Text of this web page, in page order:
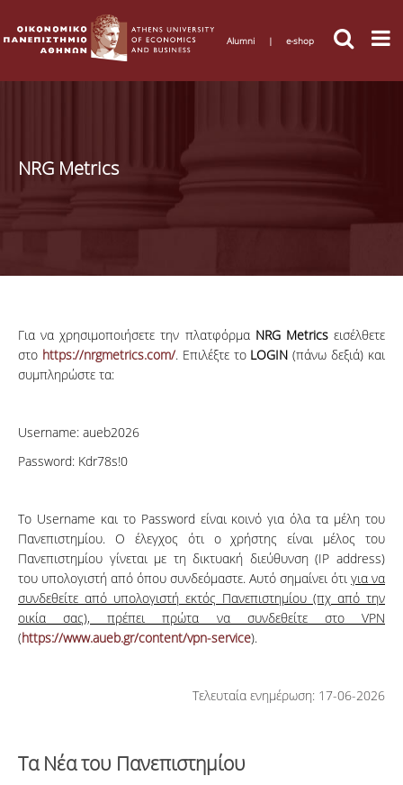
Alumni | e-shop
NRG Metrics
Για να χρησιμοποιήσετε την πλατφόρμα NRG Metricsεισέλθετε
στο https://nrgmetrics.com/. Επιλέξτε το LOGIN (πάνω δεξιά) και
συμπληρώστε τα:
Username: aueb2026
Password: Kdr78s!0
Το Username και το Password είναι κοινό για όλα τα μέλη του
Πανεπιστημίου. Ο έλεγχος ότι ο χρήστης είναι μέλος του
Πανεπιστημίου γίνεται με τη δικτυακή διεύθυνση (IP address)
του υπολογιστή από όπου συνδεόμαστε. Αυτό σημαίνει ότι για να
συνδεθείτε από υπολογιστή εκτός Πανεπιστημίου (πχ από την
οικία σας), πρέπει πρώτα να συνδεθείτε στο VPN
(https://www.aueb.gr/content/vpn-service).
Τελευταία ενημέρωση: 17-06-2026
Τα Νέα του Πανεπιστημίου